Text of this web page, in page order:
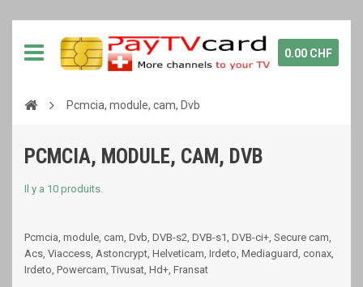
0.00 CHF
Pcmcia, module, cam, Dvb
PCMCIA, MODULE, CAM, DVB
Il y a 10 produits.
Pcmcia, module, cam, Dvb, DVB-s2, DVB-s1, DVB-ci+, Secure cam,
Acs, Viaccess, Astoncrypt, Helveticam, Irdeto, Mediaguard, conax,
Irdeto, Powercam, Tivusat, Hd+, Fransat